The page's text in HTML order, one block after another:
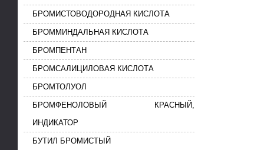
БРОМИСТОВОДОРОДНАЯ КИСЛОТА
БРОММИНДАЛЬНАЯ КИСЛОТА
БРОМПЕНТАН
БРОМСАЛИЦИЛОВАЯ КИСЛОТА
БРОМТОЛУОЛ
БРОМФЕНОЛОВЫЙ КРАСНЫЙ,
ИНДИКАТОР
БУТИЛ БРОМИСТЫЙ